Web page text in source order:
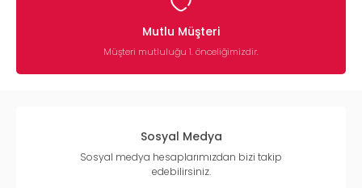
Mutlu Müşteri
Müşteri mutluluğu 1. önceliğimizdir.
Sosyal Medya
Sosyal medya hesaplarımızdan bizi takip
edebilirsiniz.